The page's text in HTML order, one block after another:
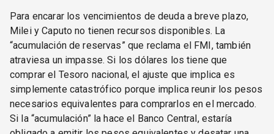
Para encarar los vencimientos de deuda a breve plazo,
Milei y Caputo no tienen recursos disponibles. La
“acumulación de reservas” que reclama el FMI, también
atraviesa un impasse. Si los dólares los tiene que
comprar el Tesoro nacional, el ajuste que implica es
simplemente catastrófico porque implica reunir los pesos
necesarios equivalentes para comprarlos en el mercado.
Si la “acumulación” la hace el Banco Central, estaría